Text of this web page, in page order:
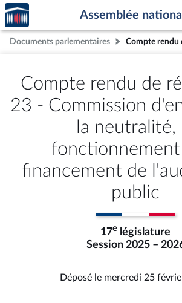
Aller au contenu
Aller en bas de la page
Accèder
à la
page
d'accueil
Assemblée
Documents parlementaires
Compte rendu de
23 - Commission
la neutralité,
financement de
public
17e législature
Session 2025 –
Déposé le mercredi 25